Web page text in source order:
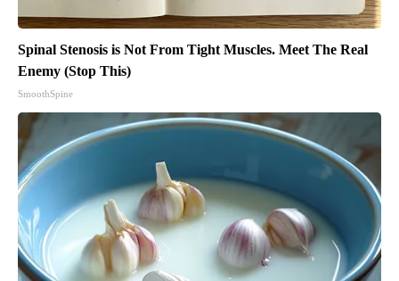
Spinal Stenosis is Not From Tight Muscles. Meet The Real
Enemy (Stop This)
SmoothSpine